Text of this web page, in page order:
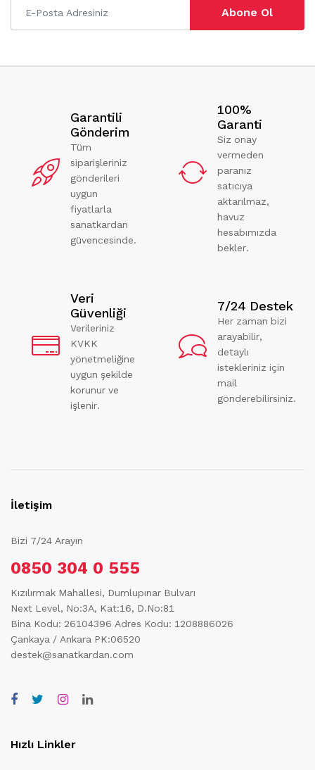
Abone Ol
Garantili
Gönderim
Tüm
siparişleriniz
gönderileri
uygun
fiyatlarla
sanatkardan
güvencesinde.
100%
Garanti
Siz onay
vermeden
paranız
satıcıya
aktarılmaz,
havuz
hesabımızda
bekler.
Veri
Güvenliği
Verileriniz
KVKK
yönetmeliğine
uygun şekilde
korunur ve
işlenir.
7/24 Destek
Her zaman bizi
arayabilir,
detaylı
istekleriniz için
mail
gönderebilirsiniz.
İletişim
Bizi 7/24 Arayın
0850 304 0 555
Kızılırmak Mahallesi, Dumlupınar Bulvarı
Next Level, No:3A, Kat:16, D.No:81
Bina Kodu: 26104396 Adres Kodu: 1208886026
Çankaya / Ankara PK:06520
destek@sanatkardan.com
Hızlı Linkler